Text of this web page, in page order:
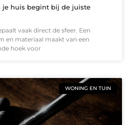
huis begint bij de juiste
vaak direct de sfeer. Een
en materiaal maakt van een
hoek voor
WONING EN TUIN